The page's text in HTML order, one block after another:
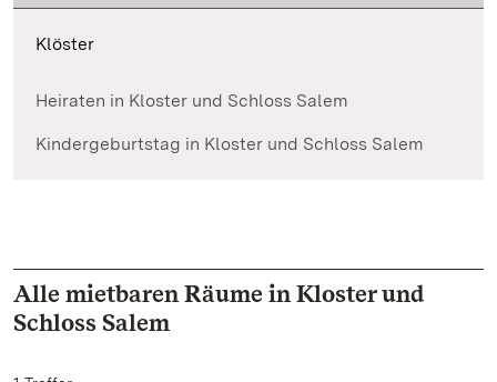
Klöster
Heiraten in Kloster und Schloss Salem
Kindergeburtstag in Kloster und Schloss Salem
Alle mietbaren Räume in Kloster und
Schloss Salem